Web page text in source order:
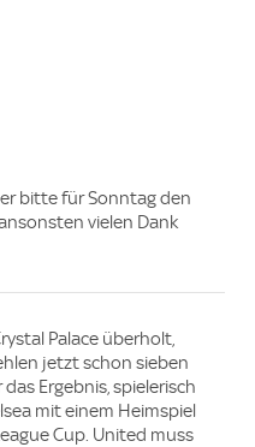
bitte für Sonntag den
vielen Dank
Palace überholt,
jetzt schon sieben
Ergebnis, spielerisch
mit einem Heimspiel
Cup. United muss